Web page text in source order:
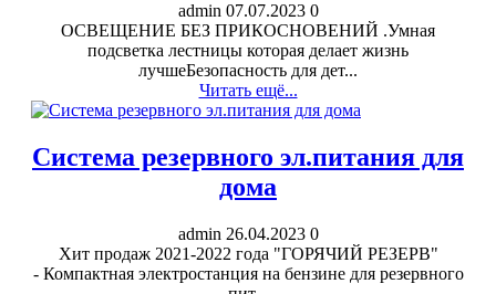
admin 07.07.2023 0
ОСВЕЩЕНИЕ БЕЗ ПРИКОСНОВЕНИЙ .Умная
подсветка лестницы которая делает жизнь
лучшеБезопасность для дет...
Читать ещё...
Система резервного эл.питания для
дома
admin 26.04.2023 0
Хит продаж 2021-2022 года "ГОРЯЧИЙ РЕЗЕРВ"
- Компактная электростанция на бензине для резервного